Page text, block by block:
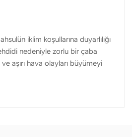
iklim koşullarına duyarlılığı
nedeniyle zorlu bir çaba
aşırı hava olayları büyümeyi
Ayrıca soğanlar çeşitli
karşı oldukça hassastır.